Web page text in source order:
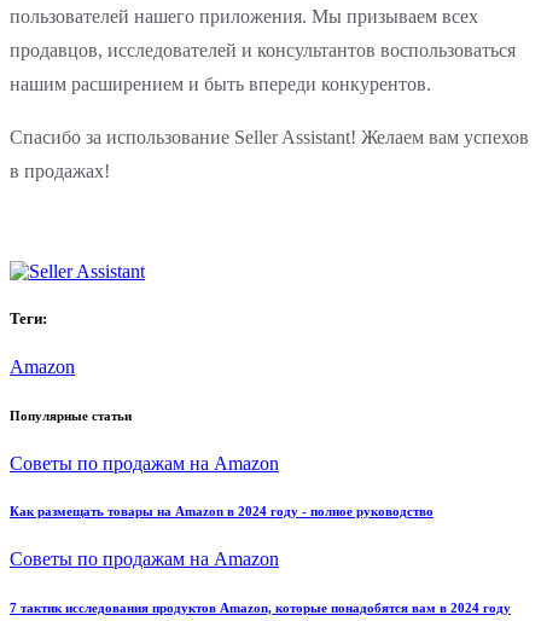
пользователей нашего приложения. Мы призываем всех
продавцов, исследователей и консультантов воспользоваться
нашим расширением и быть впереди конкурентов.
Спасибо за использование Seller Assistant! Желаем вам успехов
в продажах!
Теги:
Amazon
Популярные статьи
Советы по продажам на Amazon
Как размещать товары на Amazon в 2024 году - полное руководство
Советы по продажам на Amazon
7 тактик исследования продуктов Amazon, которые понадобятся вам в 2024 году